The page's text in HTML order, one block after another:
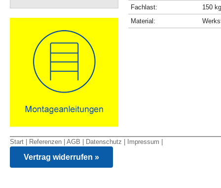
Fachlast:
150 kg
Material:
Start Referenzen AGB Datenschutz Impressum
Vertrag widerrufen »